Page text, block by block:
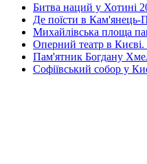
Битва наций у Хотині
Де поїсти в Кам'янець-
Михайлівська площа
Оперний театр в
Пам'ятник Богдану
Софіївський собор у